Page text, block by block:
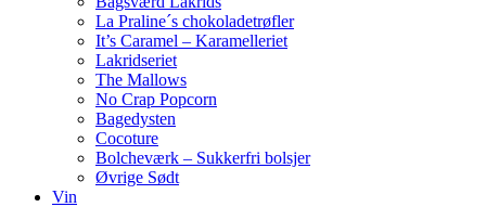
La Praline´s chokoladetrøfler
It’s Caramel – Karamelleriet
Lakridseriet
The Mallows
No Crap Popcorn
Bagedysten
Cocoture
Bolcheværk – Sukkerfri bolsjer
Øvrige Sødt
Vin